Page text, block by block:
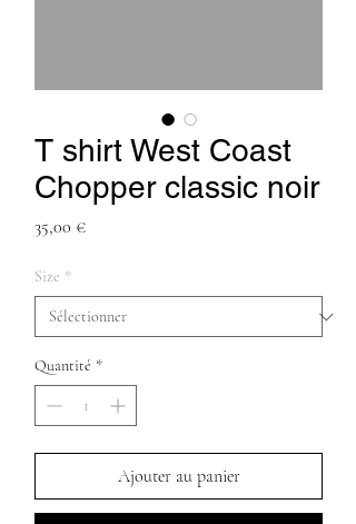
T shirt West Coast
Chopper classic noir
35,00 €Prix
Size *
Quantité *
Ajouter au panier